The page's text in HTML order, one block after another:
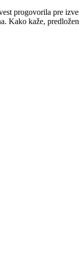
progovorila pre
Kako kaže,